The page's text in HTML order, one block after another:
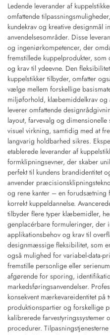
Ledende leverander af
omfattende
kundekrav og kreative designmål
anvendelsesområder. Disse
og ingeniørkompetencer, der
fremstillede kuppelprodukter,
og krav til ydeevne. Den
kuppelstikker tilbyder, omfatter
vælge mellem forskellige
miljøforhold, klæbemiddelkrav og
leverer omfattende
layout, farvevalg og
visuel virkning, samtidig med at
langvarig holdbarhed sikres.
etablerede leverander af
formklipningsevner, der skaber
perfekt til kundens brandidentitet
anvender
og rene kanter – en forudsætning
korrekt kuppeldannelse.
tilbyder flere typer klæbemidler,
genplacérbare formuleringer, der
applikationsbehov og krav til
designmæssige fleksibilitet, som
også mulighed for variabel-data-
fremstille personlige eller
afgørende for sporing,
markedsføringsanvendelser.
konsekvent mærkevareidentitet
produktionspartier og forskellige
kalibrerede farvestyringssystemer
procedurer.